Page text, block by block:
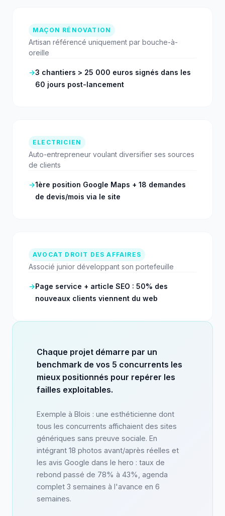
MAÇON RÉNOVATION
Artisan référencé uniquement par bouche-à-
oreille
→3 chantiers > 25 000 euros signés dans les
60 jours post-lancement
ELECTRICIEN
Auto-entrepreneur voulant diversifier ses sources
de clients
→1ère position Google Maps + 18 demandes
de devis/mois via le site
AVOCAT DROIT DES AFFAIRES
Associé junior développant son portefeuille
→Page service + article SEO : 50% des
nouveaux clients viennent du web
Chaque projet démarre par un
benchmark de vos 5 concurrents les
mieux positionnés pour repérer les
failles exploitables.
Exemple à Blois : une esthéticienne dont
tous les concurrents affichaient des sites
génériques sans preuve sociale. En
intégrant 18 photos avant/après réelles et
les avis Google dans le hero : taux de
rebond passé de 78% à 43%, agenda
complet 3 semaines à l'avance en 6
semaines.